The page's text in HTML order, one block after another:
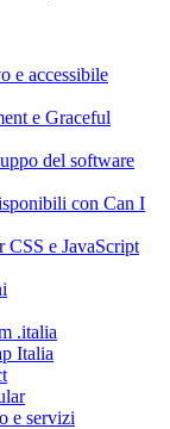
e accessibile
e Graceful
del software
con Can I
CSS e JavaScript
.italia
Italia
e servizi